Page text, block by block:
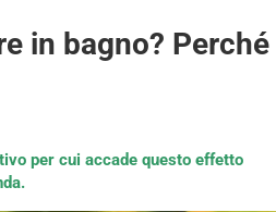
in bagno? Perché
per cui accade questo effetto